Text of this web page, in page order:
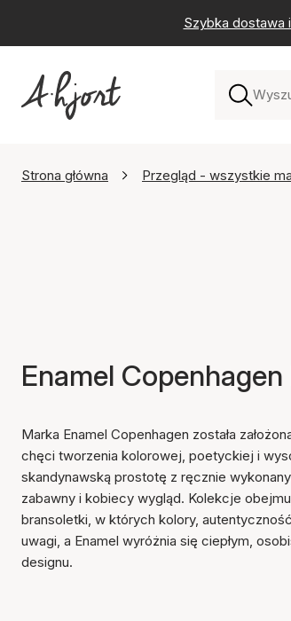
Szybka dostawa
Strona główna Przegląd - wszystkie
Enamel
Marka Enamel Copenhagen została
chęci tworzenia kolorowej, poetyckiej i
skandynawską prostotę z ręcznie
zabawny i kobiecy wygląd. Kolekcje
bransoletki, w których kolory,
uwagi, a Enamel wyróżnia się ciepłym,
designu.